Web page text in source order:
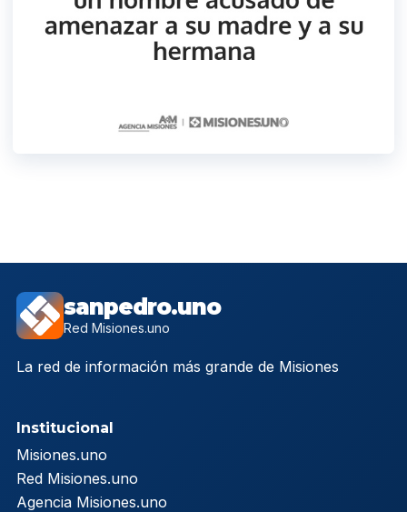
sanpedro.uno
Red Misiones.uno
La red de información más grande de Misiones
Institucional
Misiones.uno
Red Misiones.uno
Agencia Misiones.uno